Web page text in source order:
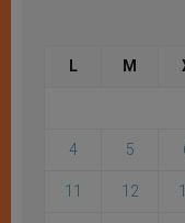
L M
4 5
11 12